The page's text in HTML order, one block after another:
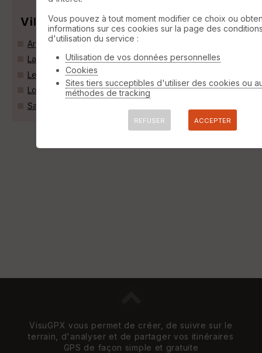
Villes
Ars-en-Ré (17590)
La Couarde-sur-Mer (17670)
Le Bois-Plage-en-Ré (17580)
Loix (17111)
Saint-Martin-de-Ré (17410)
VisuGPX vous permet de créer, de suivre sur le
terrain, d'analyser et de partager vos itinéraires
GPS de façon simple et gratuite
Vous pouvez à tout moment modifier ce choix ou
informations sur ces cookies sur la page des
d'utilisation du service :
Utilisation de vos données personnelles
Cookies
Sites tiers succeptibles d'utiliser des cookies ou
méthodes de tracking
REFUSER ACCEPTER